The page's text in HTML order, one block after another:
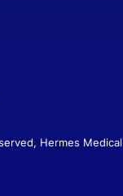
Hermes